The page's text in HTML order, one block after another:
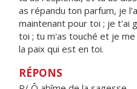
as répandu ton parfum, je
maintenant pour toi ; je t'ai
toi ; tu m'as touché et je
la paix qui est en toi.
RÉPONS